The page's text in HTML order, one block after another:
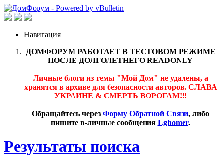
Навигация
ДОМФОРУМ РАБОТАЕТ В ТЕСТОВОМ РЕЖИМЕ
ПОСЛЕ ДОЛГОЛЕТНЕГО READONLY
Личные блоги из темы "Мой Дом" не удалены, а
хранятся в архиве для безопасности авторов. СЛАВА
УКРАИНЕ & СМЕРТЬ ВОРОГАМ!!!
Обращайтесь через Форму Обратной Связи, либо
пишите в-личные сообщения Lghomer.
Результаты поиска